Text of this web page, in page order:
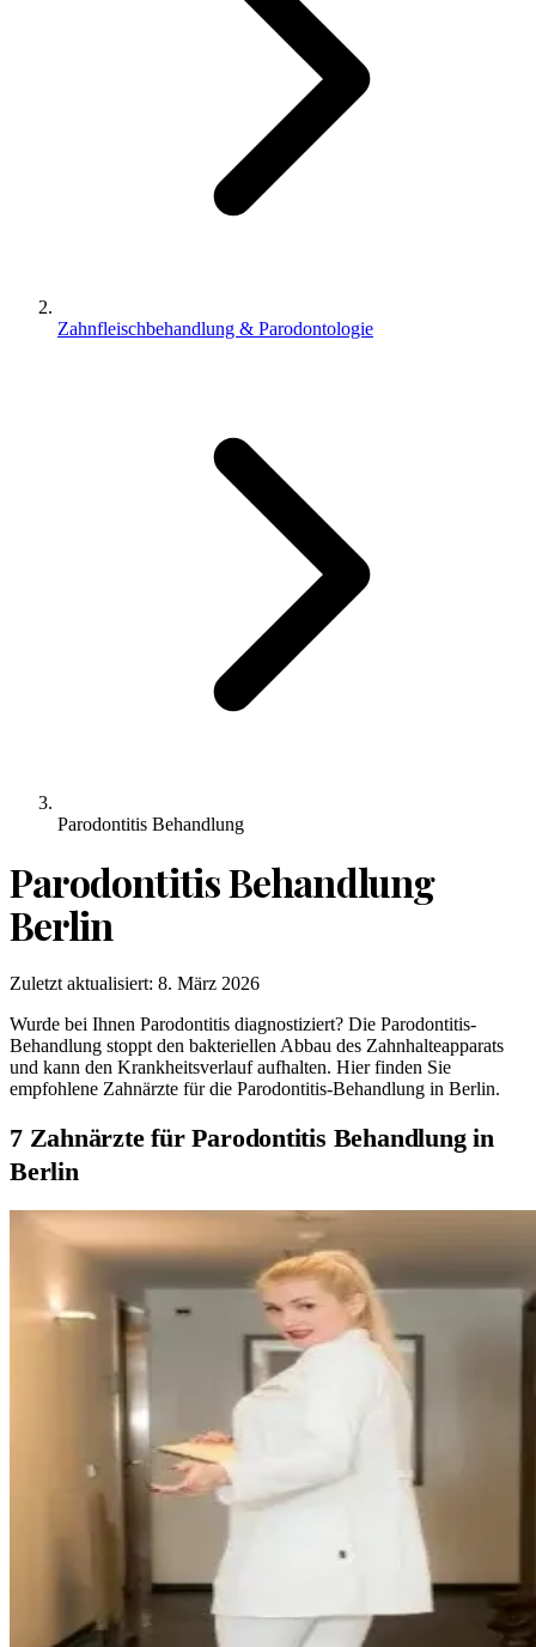
Zahnfleischbehandlung & Parodontologie
Parodontitis Behandlung
Parodontitis Behandlung
Berlin
Zuletzt aktualisiert: 8. März 2026
Wurde bei Ihnen Parodontitis diagnostiziert? Die Parodontitis-
Behandlung stoppt den bakteriellen Abbau des Zahnhalteapparats
und kann den Krankheitsverlauf aufhalten. Hier finden Sie
empfohlene Zahnärzte für die Parodontitis-Behandlung in Berlin.
7 Zahnärzte für Parodontitis Behandlung in
Berlin